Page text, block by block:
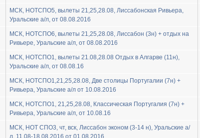
МСК, HOTСПО5, вылеты 21,25,28.08, Лиссабонская Ривьера,
Уральские а/л, от 08.08.2016
МСК, HOTСПО6, вылеты 21,25,28.08, Лиссабон (3н) + отдых на
Ривьере, Уральские а/л, от 08.08.2016
МСК, HOTСПО1, вылеты 21.08,28.08 Отдых в Алгарве (11н),
Уральские а/л, от 08.08.16
МСК, HOTСПО1,21,25,28.08, Две столицы Португалии (7н) +
Ривьера, Уральские а/л от 10.08.2016
МСК, HOTСПО1, 21,25,28.08, Классическая Португалия (7н) +
Ривьера, Уральские а/л, от 10.08.16
МСК, HOT СПО3, чт, вск, Лиссабон эконом (3-14 н), Уральские а/
л, 11.08-18.08.2016 от 01.08.2016